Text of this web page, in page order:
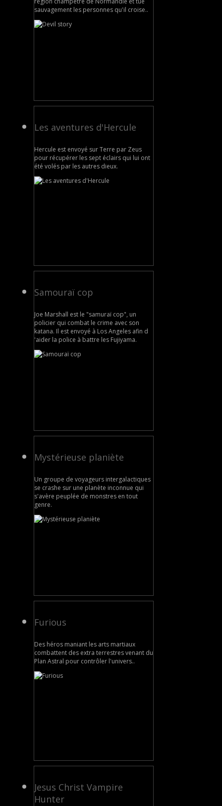
sauvagement les personnes qu'il croise..
Les aventures d'Hercule
Hercule est envoyé sur Terre par Zeus
pour récupérer les sept éclairs qui lui ont
été volés par les autres dieux.
Samouraï cop
Joe Marshall est le "samuraï cop", un
policier qui combat le crime avec son
katana. Il est envoyé à Los Angeles afin d
'aider la police à battre les Fujiyama.
Mystérieuse planiète
Un groupe de voyageurs intergalactiques
se crashe sur une planète inconnue qui
s'avère peuplée de monstres en tout
genre.
Furious
Des héros maniant les arts martiaux
combattent des extra terrestres venant du
Plan Astral pour contrôler l'univers..
Jesus Christ Vampire
Hunter